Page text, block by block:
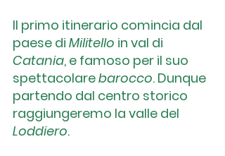
Il primo itinerario comincia dal
paese di Militello in val di
Catania, e famoso per il suo
spettacolare barocco. Dunque
partendo dal centro storico
raggiungeremo la valle del
Loddiero.